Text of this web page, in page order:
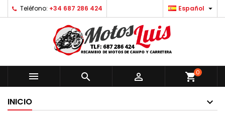
Teléfono: +34 687 286 424 Español 
   shopping_cart0
INICIO